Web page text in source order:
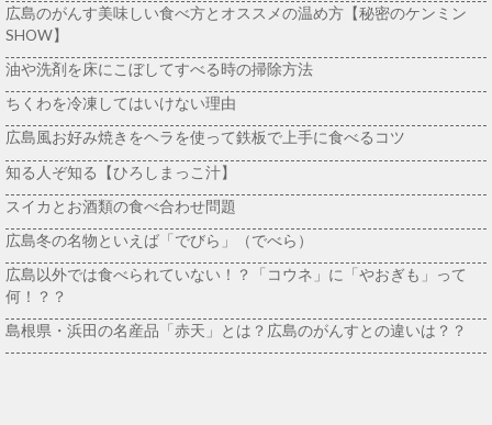
広島のがんす美味しい食べ方とオススメの温め方【秘密のケンミン
SHOW】
油や洗剤を床にこぼしてすべる時の掃除方法
ちくわを冷凍してはいけない理由
広島風お好み焼きをヘラを使って鉄板で上手に食べるコツ
知る人ぞ知る【ひろしまっこ汁】
スイカとお酒類の食べ合わせ問題
広島冬の名物といえば「でびら」（でべら）
広島以外では食べられていない！？「コウネ」に「やおぎも」って
何！？？
島根県・浜田の名産品「赤天」とは？広島のがんすとの違いは？？